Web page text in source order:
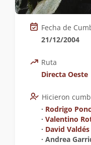
Fecha de
21/12/2004
Ruta
Directa Oeste
Hicieron
∙ Rodrigo
∙ Valentino
∙ David Valdés
∙ Andrea